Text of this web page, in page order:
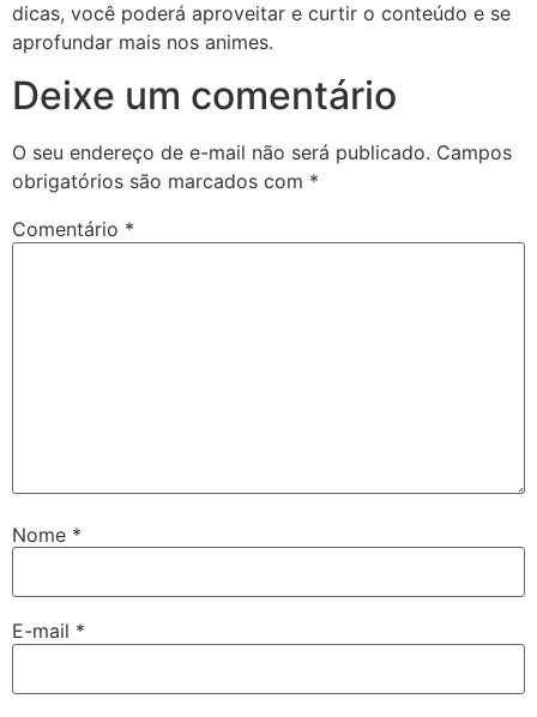
dicas, você poderá aproveitar e curtir o conteúdo e se
aprofundar mais nos animes.
Deixe um comentário
O seu endereço de e-mail não será publicado. Campos
obrigatórios são marcados com *
Comentário *
Nome *
E-mail *